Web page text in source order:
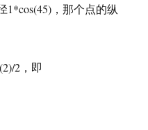
1*cos(45)，那个点的纵
2，即